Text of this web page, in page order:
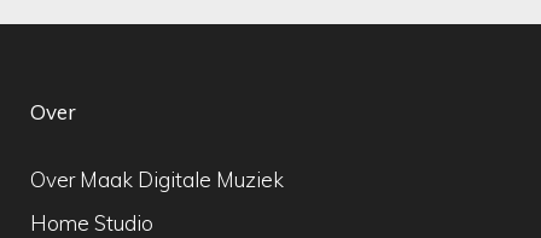
Over
Over Maak Digitale Muziek
Home Studio